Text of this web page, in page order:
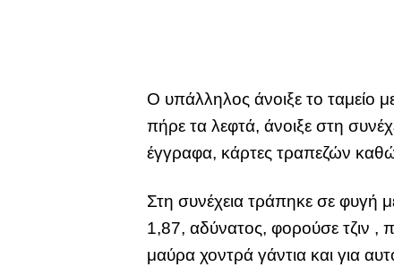
Ο υπάλληλος άνοιξε το ταμείο
πήρε τα λεφτά, άνοιξε στη
έγγραφα, κάρτες τραπεζών
Στη συνέχεια τράπηκε σε φυγή
1,87, αδύνατος, φορούσε τζιν
μαύρα χοντρά γάντια και για